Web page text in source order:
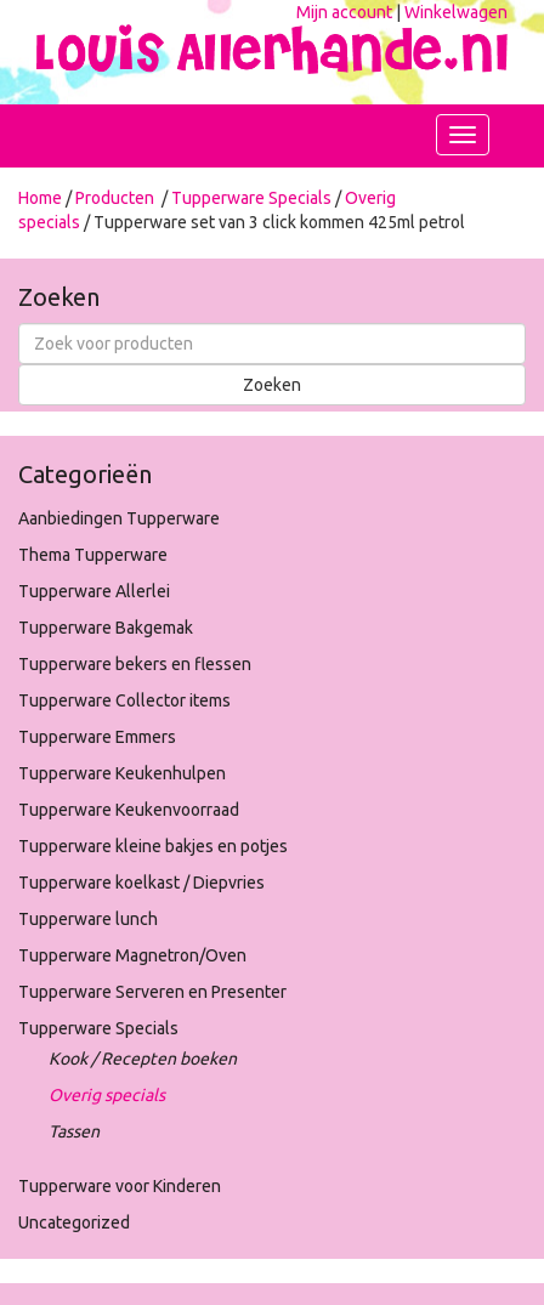
Mijn account|Winkelwagen
Toggle
navigation
Home /Producten /Tupperware Specials /Overig
specials / Tupperware set van 3 click kommen 425ml petrol
Zoeken
Categorieën
Aanbiedingen Tupperware
Thema Tupperware
Tupperware Allerlei
Tupperware Bakgemak
Tupperware bekers en flessen
Tupperware Collector items
Tupperware Emmers
Tupperware Keukenhulpen
Tupperware Keukenvoorraad
Tupperware kleine bakjes en potjes
Tupperware koelkast / Diepvries
Tupperware lunch
Tupperware Magnetron/Oven
Tupperware Serveren en Presenter
Tupperware Specials
Kook / Recepten boeken
Overig specials
Tassen
Tupperware voor Kinderen
Uncategorized